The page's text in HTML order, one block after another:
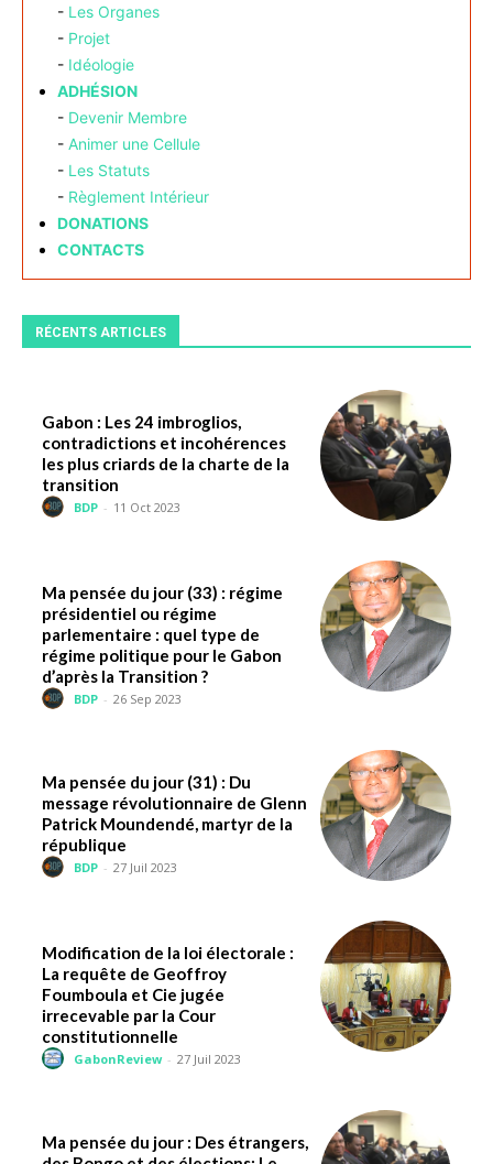
- Les Organes
- Projet
- Idéologie
ADHÉSION
- Devenir Membre
- Animer une Cellule
- Les Statuts
- Règlement Intérieur
DONATIONS
CONTACTS
RÉCENTS ARTICLES
Gabon : Les 24 imbroglios,
contradictions et incohérences
les plus criards de la charte de la
transition
BDP - 11 Oct 2023
Ma pensée du jour (33) : régime
présidentiel ou régime
parlementaire : quel type de
régime politique pour le Gabon
d’après la Transition ?
BDP - 26 Sep 2023
Ma pensée du jour (31) : Du
message révolutionnaire de Glenn
Patrick Moundendé, martyr de la
république
BDP - 27 Juil 2023
Modification de la loi électorale :
La requête de Geoffroy
Foumboula et Cie jugée
irrecevable par la Cour
constitutionnelle
GabonReview - 27 Juil 2023
Ma pensée du jour : Des étrangers,